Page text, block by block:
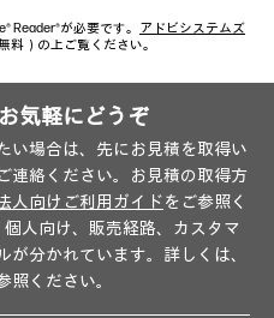
Reader®が必要です。 アドビシステムズ
料）の上ご覧ください。
気軽にどうぞ
い場合は、先にお見積を取得い
連絡ください。お見積の取得方
人向けご利用ガイドをご参照く
人向け、販売経路、カスタマ
分かれています。詳しくは、
照ください。